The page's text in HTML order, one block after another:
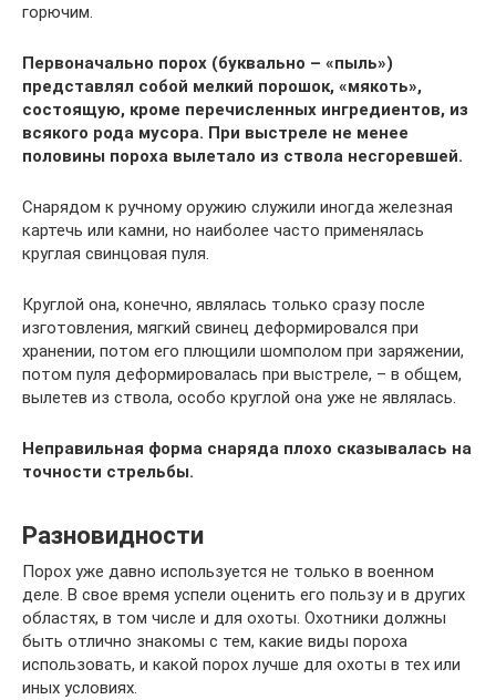
горючим.
Первоначально порох (буквально – «пыль»)
представлял собой мелкий порошок, «мякоть»,
состоящую, кроме перечисленных ингредиентов, из
всякого рода мусора. При выстреле не менее
половины пороха вылетало из ствола несгоревшей.
Снарядом к ручному оружию служили иногда железная
картечь или камни, но наиболее часто применялась
круглая свинцовая пуля.
Круглой она, конечно, являлась только сразу после
изготовления, мягкий свинец деформировался при
хранении, потом его плющили шомполом при заряжении,
потом пуля деформировалась при выстреле, – в общем,
вылетев из ствола, особо круглой она уже не являлась.
Неправильная форма снаряда плохо сказывалась на
точности стрельбы.
Разновидности
Порох уже давно используется не только в военном
деле. В свое время успели оценить его пользу и в других
областях, в том числе и для охоты. Охотники должны
быть отлично знакомы с тем, какие виды пороха
использовать, и какой порох лучше для охоты в тех или
иных условиях.